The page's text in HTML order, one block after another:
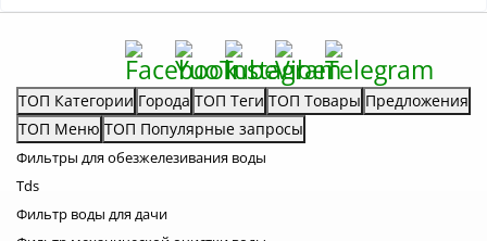
ТОП Категории Города ТОП Теги ТОП Товары Предложения
ТОП Меню ТОП Популярные запросы
Фильтры для обезжелезивания воды
Tds
Фильтр воды для дачи